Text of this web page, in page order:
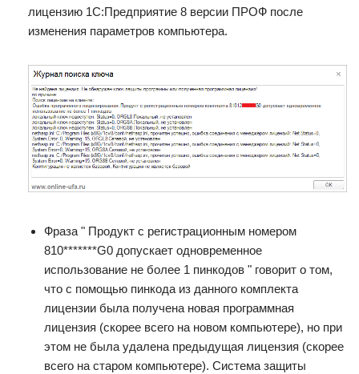
лицензию 1С:Предприятие 8 версии ПРОФ после
изменения параметров компьютера.
Фраза " Продукт с регистрационным номером
810*******G0 допускает одновременное
использование не более 1 пинкодов " говорит о том,
что с помощью пинкода из данного комплекта
лицензии была получена новая программная
лицензия (скорее всего на новом компьютере), но при
этом не была удалена предыдущая лицензия (скорее
всего на старом компьютере). Система защиты